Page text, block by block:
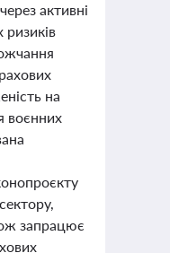
активні
на
воєнних
запрацює